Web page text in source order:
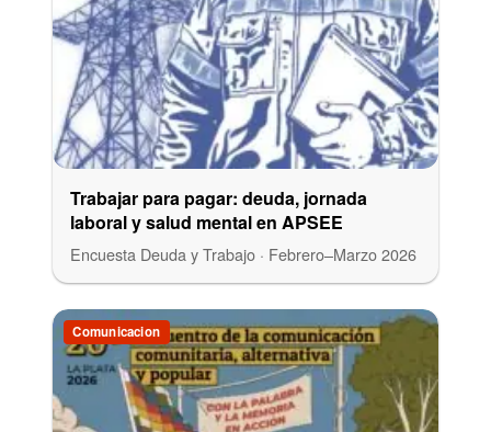
Trabajar para pagar: deuda, jornada
laboral y salud mental en APSEE
Encuesta Deuda y Trabajo · Febrero–Marzo 2026
Comunicacion